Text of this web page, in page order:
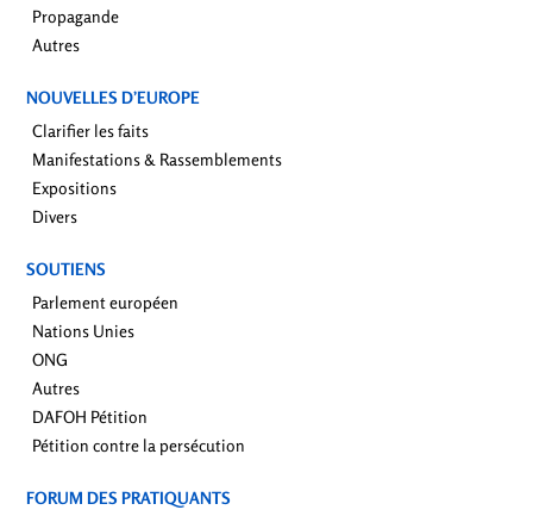
Propagande
Autres
NOUVELLES D’EUROPE
Clarifier les faits
Manifestations & Rassemblements
Expositions
Divers
SOUTIENS
Parlement européen
Nations Unies
ONG
Autres
DAFOH Pétition
Pétition contre la persécution
FORUM DES PRATIQUANTS